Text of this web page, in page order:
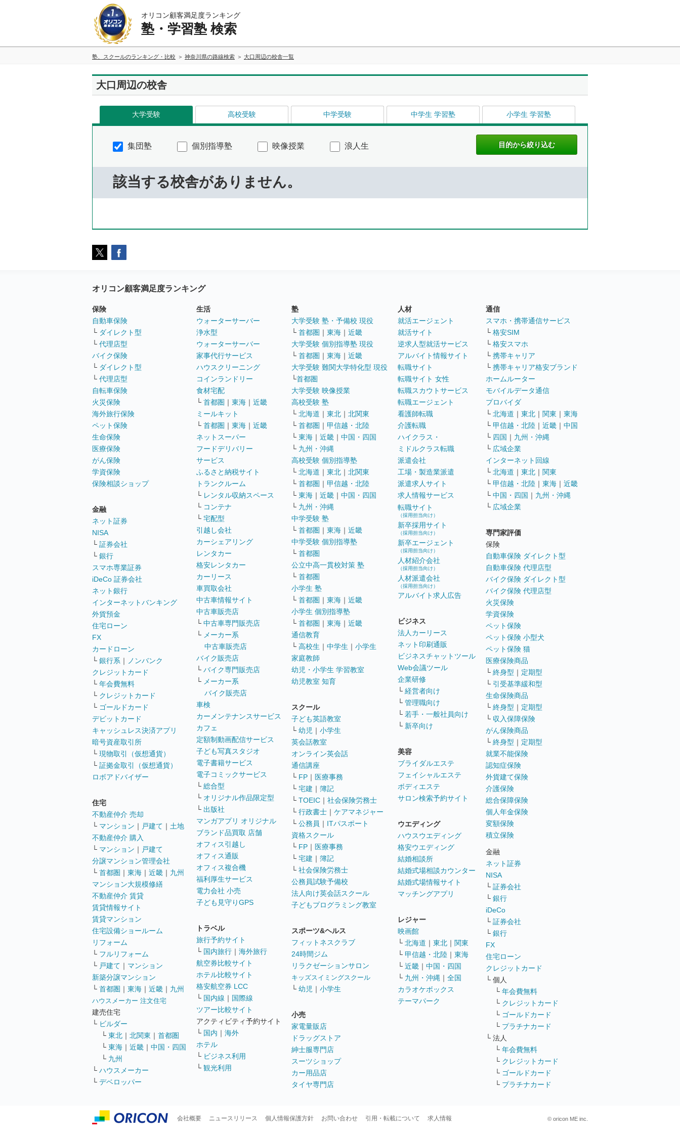
オリコン顧客満足度ランキング
塾・学習塾 検索
塾、スクールのランキング・比較 神奈川県の路線検索 大口周辺の校舎一覧
大口周辺の校舎
大学受験 高校受験 中学受験 中学生 学習塾 小学生 学習塾
集団塾 個別指導塾 映像授業 浪人生
該当する校舎がありません。
オリコン顧客満足度ランキング
保険
自動車保険
└ ダイレクト型
└ 代理店型
バイク保険
└ ダイレクト型
└ 代理店型
自転車保険
火災保険
海外旅行保険
ペット保険
生命保険
医療保険
がん保険
学資保険
保険相談ショップ
金融
ネット証券
NISA
└ 証券会社
└ 銀行
スマホ専業証券
iDeCo 証券会社
ネット銀行
インターネットバンキング
外貨預金
住宅ローン
FX
カードローン
└ 銀行系 ｜
ノンバンク
クレジットカード
└ 年会費無料
└ クレジットカード
└ ゴールドカード
デビットカード
キャッシュレス決済アプリ
暗号資産取引所
└ 現物取引（仮想通貨）
└ 証拠金取引（仮想通貨）
ロボアドバイザー
住宅
不動産仲介 売却
└ マンション ｜ 戸建て ｜ 土地
不動産仲介 購入
└ マンション ｜ 戸建て
分譲マンション管理会社
└ 首都圏 ｜ 東海 ｜ 近畿 ｜ 九州
マンション大規模修繕
不動産仲介 賃貸
賃貸情報サイト
賃貸マンション
住宅設備ショールーム
リフォーム
└ フルリフォーム
└ 戸建て ｜ マンション
新築分譲マンション
└ 首都圏 ｜ 東海 ｜ 近畿 ｜ 九州
ハウスメーカー 注文住宅
建売住宅
└ ビルダー
└ 東北 ｜ 北関東 ｜ 首都圏
└ 東海 ｜ 近畿 ｜ 中国・四国
└ 九州
└ ハウスメーカー
└ デベロッパー
生活
ウォーターサーバー
浄水型
ウォーターサーバー
家事代行サービス
ハウスクリーニング
コインランドリー
食材宅配
└ 首都圏 ｜ 東海 ｜ 近畿
ミールキット
└ 首都圏 ｜ 東海 ｜ 近畿
ネットスーパー
フードデリバリー
サービス
ふるさと納税サイト
トランクルーム
└ レンタル収納スペース
└ コンテナ
└ 宅配型
引越し会社
カーシェアリング
レンタカー
格安レンタカー
カーリース
車買取会社
中古車情報サイト
中古車販売店
└ 中古車専門販売店
└ メーカー系
中古車販売店
バイク販売店
└ バイク専門販売店
└ メーカー系
バイク販売店
車検
カーメンテナンスサービス
カフェ
定額制動画配信サービス
子ども写真スタジオ
電子書籍サービス
電子コミックサービス
└ 総合型
└ オリジナル作品限定型
└ 出版社
マンガアプリ オリジナル
ブランド品買取 店舗
オフィス引越し
オフィス通販
オフィス複合機
福利厚生サービス
電力会社 小売
子ども見守りGPS
トラベル
旅行予約サイト
└ 国内旅行 ｜ 海外旅行
航空券比較サイト
ホテル比較サイト
格安航空券 LCC
└ 国内線 ｜ 国際線
ツアー比較サイト
アクティビティ予約サイト
└ 国内 ｜ 海外
ホテル
└ ビジネス利用
└ 観光利用
塾
大学受験 塾・予備校 現役
└ 首都圏 ｜ 東海 ｜ 近畿
大学受験 個別指導塾 現役
└ 首都圏 ｜ 東海 ｜ 近畿
大学受験 難関大学特化型 現役
└首都圏
大学受験 映像授業
高校受験 塾
└ 北海道 ｜ 東北 ｜ 北関東
└ 首都圏 ｜ 甲信越・北陸
└ 東海 ｜ 近畿 ｜ 中国・四国
└ 九州・沖縄
高校受験 個別指導塾
└ 北海道 ｜ 東北 ｜ 北関東
└ 首都圏 ｜ 甲信越・北陸
└ 東海 ｜ 近畿 ｜ 中国・四国
└ 九州・沖縄
中学受験 塾
└ 首都圏 ｜ 東海 ｜ 近畿
中学受験 個別指導塾
└ 首都圏
公立中高一貫校対策 塾
└ 首都圏
小学生 塾
└ 首都圏 ｜ 東海 ｜ 近畿
小学生 個別指導塾
└ 首都圏 ｜ 東海 ｜ 近畿
通信教育
└ 高校生 ｜ 中学生 ｜ 小学生
家庭教師
幼児・小学生 学習教室
幼児教室 知育
スクール
子ども英語教室
└ 幼児 ｜ 小学生
英会話教室
オンライン英会話
通信講座
└ FP ｜ 医療事務
└ 宅建 ｜ 簿記
└ TOEIC ｜ 社会保険労務士
└ 行政書士 ｜ ケアマネジャー
└ 公務員 ｜ ITパスポート
資格スクール
└ FP ｜ 医療事務
└ 宅建 ｜ 簿記
└ 社会保険労務士
公務員試験予備校
法人向け英会話スクール
子どもプログラミング教室
スポーツ&ヘルス
フィットネスクラブ
24時間ジム
リラクゼーションサロン
キッズスイミングスクール
└ 幼児 ｜ 小学生
小売
家電量販店
ドラッグストア
紳士服専門店
スーツショップ
カー用品店
タイヤ専門店
人材
就活エージェント
就活サイト
逆求人型就活サービス
アルバイト情報サイト
転職サイト
転職サイト 女性
転職スカウトサービス
転職エージェント
看護師転職
介護転職
ハイクラス・
ミドルクラス転職
派遣会社
工場・製造業派遣
派遣求人サイト
求人情報サービス
転職サイト
（採用担当向け）
新卒採用サイト
（採用担当向け）
新卒エージェント
（採用担当向け）
人材紹介会社
（採用担当向け）
人材派遣会社
（採用担当向け）
アルバイト求人広告
ビジネス
法人カーリース
ネット印刷通販
ビジネスチャットツール
Web会議ツール
企業研修
└ 経営者向け
└ 管理職向け
└ 若手・一般社員向け
└ 新卒向け
美容
ブライダルエステ
フェイシャルエステ
ボディエステ
サロン検索予約サイト
ウエディング
ハウスウエディング
格安ウエディング
結婚相談所
結婚式場相談カウンター
結婚式場情報サイト
マッチングアプリ
レジャー
映画館
└ 北海道 ｜ 東北 ｜ 関東
└ 甲信越・北陸 ｜ 東海
└ 近畿 ｜ 中国・四国
└ 九州・沖縄 ｜ 全国
カラオケボックス
テーマパーク
通信
スマホ・携帯通信サービス
└ 格安SIM
└ 格安スマホ
└ 携帯キャリア
└ 携帯キャリア格安ブランド
ホームルーター
モバイルデータ通信
プロバイダ
└ 北海道 ｜ 東北 ｜ 関東 ｜ 東海
└ 甲信越・北陸 ｜ 近畿 ｜ 中国
└ 四国 ｜ 九州・沖縄
└ 広域企業
インターネット回線
└ 北海道 ｜ 東北 ｜ 関東
└ 甲信越・北陸 ｜ 東海 ｜ 近畿
└ 中国・四国 ｜ 九州・沖縄
└ 広域企業
専門家評価
保険
自動車保険 ダイレクト型
自動車保険 代理店型
バイク保険 ダイレクト型
バイク保険 代理店型
火災保険
学資保険
ペット保険
ペット保険 小型犬
ペット保険 猫
医療保険商品
└ 終身型 ｜ 定期型
└ 引受基準緩和型
生命保険商品
└ 終身型 ｜ 定期型
└ 収入保障保険
がん保険商品
└ 終身型 ｜ 定期型
就業不能保険
認知症保険
外貨建て保険
介護保険
総合保障保険
個人年金保険
変額保険
積立保険
金融
ネット証券
NISA
└ 証券会社
└ 銀行
iDeCo
└ 証券会社
└ 銀行
FX
住宅ローン
クレジットカード
└ 個人
└ 年会費無料
└ クレジットカード
└ ゴールドカード
└ プラチナカード
└ 法人
└ 年会費無料
└ クレジットカード
└ ゴールドカード
└ プラチナカード
会社概要 ニュースリリース 個人情報保護方針 お問い合わせ 引用・転載について 求人情報 © oricon ME inc.